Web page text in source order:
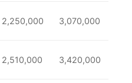
2,250,000 3,070,000
2,510,000 3,420,000